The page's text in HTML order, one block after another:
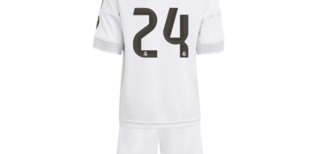
der